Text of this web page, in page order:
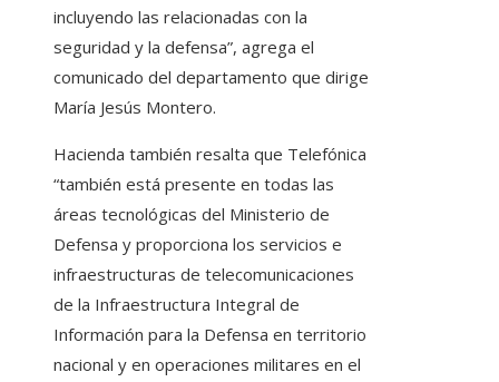
incluyendo las relacionadas con la
seguridad y la defensa”, agrega el
comunicado del departamento que dirige
María Jesús Montero.
Hacienda también resalta que Telefónica
“también está presente en todas las
áreas tecnológicas del Ministerio de
Defensa y proporciona los servicios e
infraestructuras de telecomunicaciones
de la Infraestructura Integral de
Información para la Defensa en territorio
nacional y en operaciones militares en el